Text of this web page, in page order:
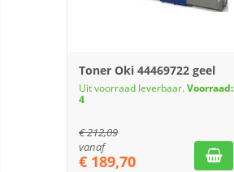
Toner Oki 44469722 geel
Uit voorraad leverbaar.Voorraad:
4
€212,09
vanaf
€ 189,70